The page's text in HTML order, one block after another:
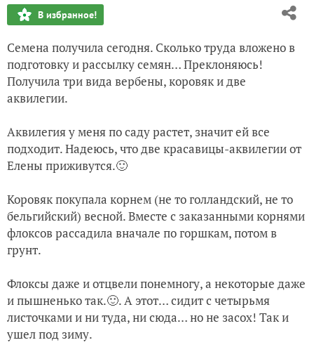
Лаванда для роз... и не только для них
Злаки - новоселы на участке
Коты и кошки... а как без них?
В избранное!
Семена получила сегодня. Сколько труда вложено в
подготовку и рассылку семян… Преклоняюсь!
Получила три вида вербены, коровяк и две
аквилегии.
Аквилегия у меня по саду растет, значит ей все
подходит. Надеюсь, что две красавицы-аквилегии от
Елены приживутся.🙂
Коровяк покупала корнем (не то голландский, не то
бельгийский) весной. Вместе с заказанными корнями
флоксов рассадила вначале по горшкам, потом в
грунт.
Флоксы даже и отцвели понемногу, а некоторые даже
и пышненько так.🙂. А этот… сидит с четырьмя
листочками и ни туда, ни сюда… но не засох! Так и
ушел под зиму.